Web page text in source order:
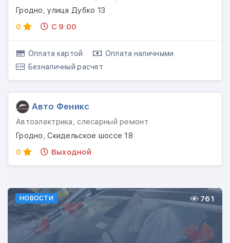
Гродно, улица Дубко 13
0
С 9:00
Оплата картой
Оплата наличными
Безналичный расчет
Авто Феникс
Автоэлектрика, слесарный ремонт
Гродно, Скидельское шоссе 18
0
Выходной
НОВОСТИ 761